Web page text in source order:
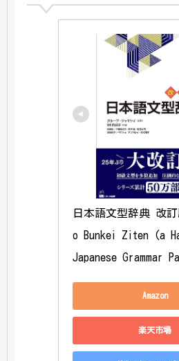
日本語文型辞典 改
o Bunkei Ziten (a
Japanese Grammar
Amazon
楽天市場